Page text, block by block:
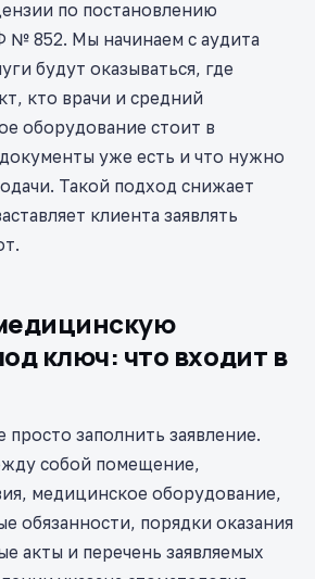
по постановлению
№ 852. Мы начинаем с аудита
будут оказываться, где
кто врачи и средний
оборудование стоит в
уже есть и что нужно
Такой подход снижает
клиента заявлять
ключ: что входит в
заполнить заявление.
собой помещение,
медицинское оборудование,
обязанности, порядки оказания
акты и перечень заявляемых